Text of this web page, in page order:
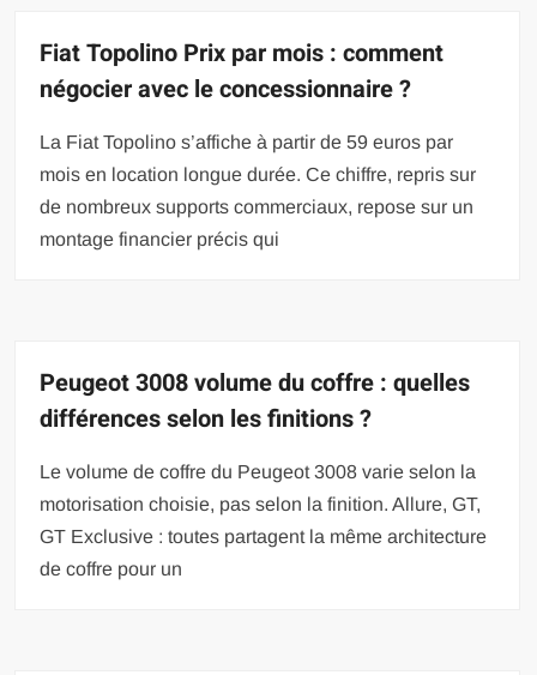
Fiat Topolino Prix par mois : comment
négocier avec le concessionnaire ?
La Fiat Topolino s’affiche à partir de 59 euros par
mois en location longue durée. Ce chiffre, repris sur
de nombreux supports commerciaux, repose sur un
montage financier précis qui
Peugeot 3008 volume du coffre : quelles
différences selon les finitions ?
Le volume de coffre du Peugeot 3008 varie selon la
motorisation choisie, pas selon la finition. Allure, GT,
GT Exclusive : toutes partagent la même architecture
de coffre pour un